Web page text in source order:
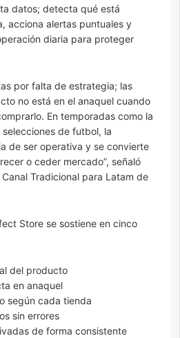
datos; detecta qué está
acciona alertas puntuales y
diaria para proteger
por falta de estrategia; las
no está en el anaquel cuando
En temporadas como la
de futbol, la
de ser operativa y se convierte
o ceder mercado”, señaló
Tradicional para Latam de
Store se sostiene en cinco
del producto
en anaquel
según cada tienda
sin errores
de forma consistente